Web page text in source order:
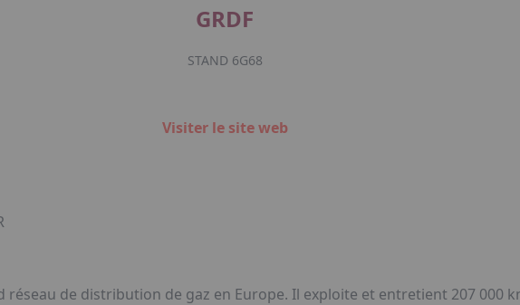
GRDF
STAND 6G68
Visiter le site web
réseau de distribution de gaz en Europe. Il exploite et entretient 207 000